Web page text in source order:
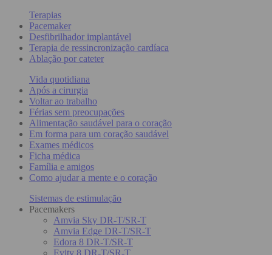
Terapias
Pacemaker
Desfibrilhador implantável
Terapia de ressincronização cardíaca
Ablação por cateter
Vida quotidiana
Após a cirurgia
Voltar ao trabalho
Férias sem preocupações
Alimentação saudável para o coração
Em forma para um coração saudável
Exames médicos
Ficha médica
Família e amigos
Como ajudar a mente e o coração
Sistemas de estimulação
Pacemakers
Amvia Sky DR-T/SR-T
Amvia Edge DR-T/SR-T
Edora 8 DR-T/SR-T
Evity 8 DR-T/SR-T